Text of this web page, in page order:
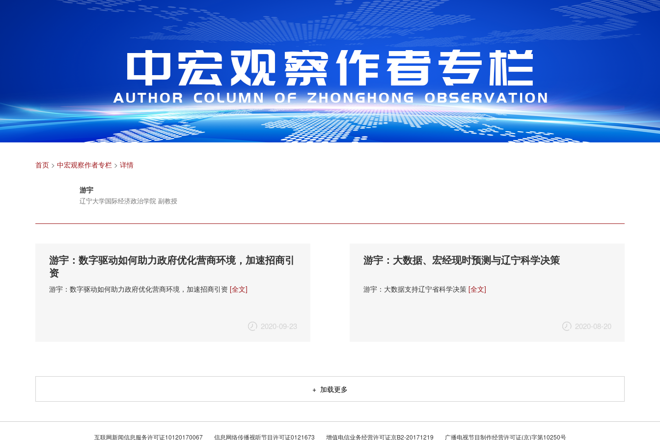
首页 > 中宏观察作者专栏 > 详情
游宇
辽宁大学国际经济政治学院 副教授
游宇：数字驱动如何助力政府优化营商环境，加速招商引
资
游宇：数字驱动如何助力政府优化营商环境，加速招商引资 [全文]
2020-09-23
游宇：大数据、宏经现时预测与辽宁科学决策
游宇：大数据支持辽宁省科学决策 [全文]
2020-08-20
+ 加载更多
互联网新闻信息服务许可证10120170067 信息网络传播视听节目许可证0121673 增值电信业务经营许可证京B2-20171219 广播电视节目制作经营许可证(京)字第10250号